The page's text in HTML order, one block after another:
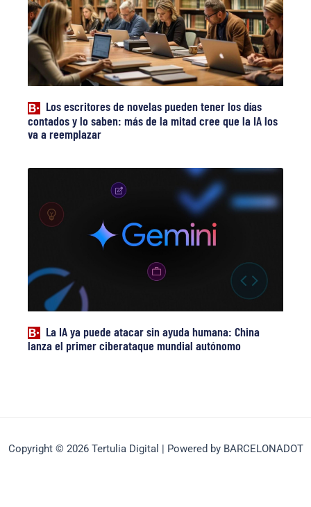
Los escritores de novelas pueden tener los días
contados y lo saben: más de la mitad cree que la IA los
va a reemplazar
La IA ya puede atacar sin ayuda humana: China
lanza el primer ciberataque mundial autónomo
Copyright © 2026 Tertulia Digital | Powered by BARCELONADOT